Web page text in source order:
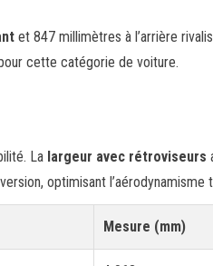
et 847 millimètres à l’arrière
cette catégorie de voiture.
La largeur avec rétroviseurs
optimisant l’aérodynamisme
Mesure (mm)